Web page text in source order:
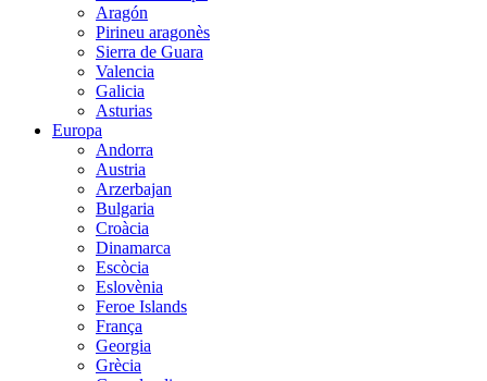
Aragón
Pirineu aragonès
Sierra de Guara
Valencia
Galicia
Asturias
Europa
Andorra
Austria
Arzerbajan
Bulgaria
Croàcia
Dinamarca
Escòcia
Eslovènia
Feroe Islands
França
Georgia
Grècia